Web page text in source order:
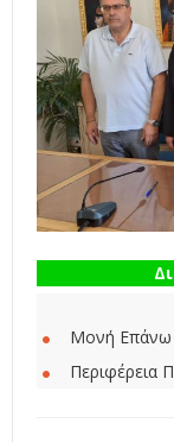
Μονή Επάνω
Περιφέρεια